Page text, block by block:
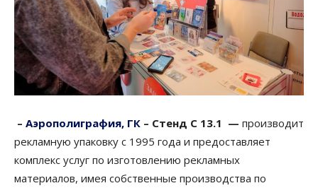
– Аэрополиграфия, ГК – Стенд С 13.1 — производит
рекламную упаковку с 1995 года и предоставляет
комплекс услуг по изготовлению рекламных
материалов, имея собственные производства по